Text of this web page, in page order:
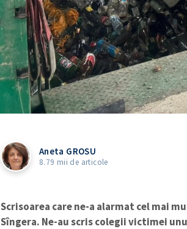
Aneta GROSU
8.79 mii de articole
Scrisoarea care ne-a alarmat cel mai
Sîngera. Ne-au scris colegii victimei